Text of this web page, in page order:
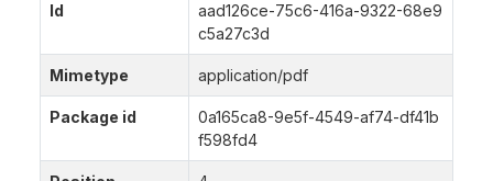
Id
aad126ce-75c6-416a-9322-68e9
c5a27c3d
Mimetype application/pdf
Package id
0a165ca8-9e5f-4549-af74-df41b
f598fd4